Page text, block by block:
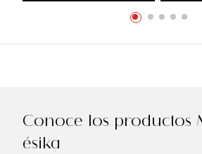
Conoce los productos
ésika